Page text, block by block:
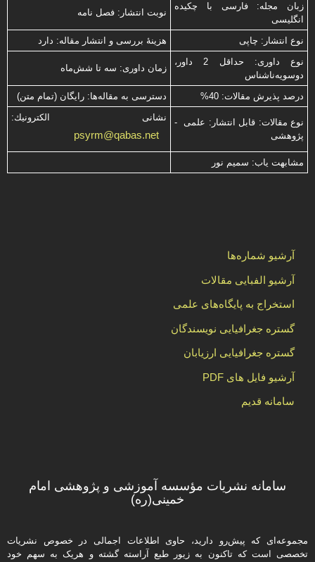
زبان مجله: فارسی با چكیده
انگلیسی
نوبت انتشار: فصل نامه
نوع انتشار: چاپی
هزینۀ بررسی و انتشار مقاله: دارد
نوع داوری: حداقل 2 داور،
دوسویه‌ناشناس
زمان داوری: سه تا شش‌ماه
درصد پذیرش مقالات: 40% دسترسی به مقاله‌ها: رایگان (تمام متن)
نوع مقالات: قابل انتشار: علمی -
پژوهشی
نشانی الكترونیك:
psyrm@qabas.net
مشابهت ياب: سميم نور
آرشیو شماره‌ها
آرشیو الفبایی مقالات
استخراج به پایگاه‌های علمی
گستره جغرافیایی نویسندگان
گستره جغرافیایی ارزیابان
آرشیو فایل های PDF
سامانه قدیم
سامانه نشریات مؤسسه آموزشی و پژوهشی امام
خمینی(ره)
مجموعه‌ای که پیش‌رو دارید،‌ حاوی اطلاعات اجمالی در خصوص نشریات
تخصصی است که تاکنون به زیور طبع آراسته گشته و هریک به سهم خود